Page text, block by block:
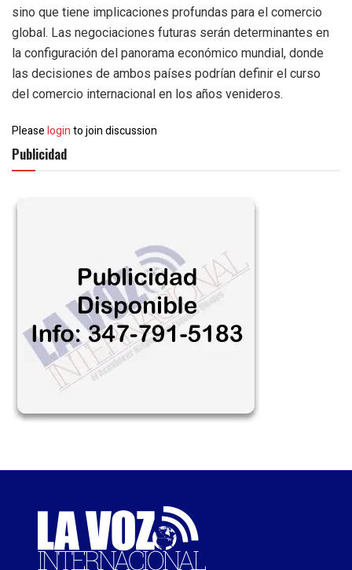
sino que tiene implicaciones profundas para el comercio
global. Las negociaciones futuras serán determinantes en
la configuración del panorama económico mundial, donde
las decisiones de ambos países podrían definir el curso
del comercio internacional en los años venideros.
Pleaseloginto join discussion
Publicidad